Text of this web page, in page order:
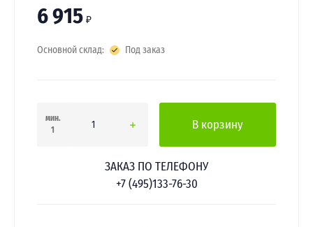
6 915 ₽
Основной склад: Под заказ
мин.
1
В корзину
ЗАКАЗ ПО ТЕЛЕФОНУ
+7 (495)133-76-30